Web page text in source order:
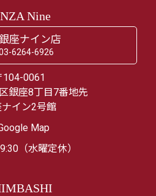
Nine
座ナイン店
6264-6926
104-0061
銀座8丁目7番地先
ナイン2号館
Map
（水曜定休）